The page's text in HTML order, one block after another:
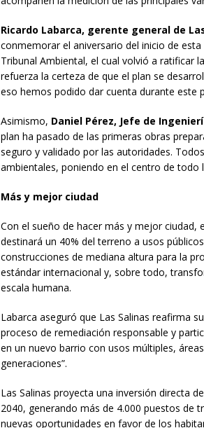
Ricardo Labarca, gerente general de
conmemorar el aniversario del inicio de
Tribunal Ambiental, el cual volvió a ratificar
refuerza la certeza de que el plan se
eso hemos podido dar cuenta durante este
Asimismo, Daniel Pérez, Jefe de
plan ha pasado de las primeras obras
seguro y validado por las autoridades.
ambientales, poniendo en el centro de todo
Más y mejor ciudad
Con el sueño de hacer más y mejor
destinará un 40% del terreno a usos
construcciones de mediana altura para la
estándar internacional y, sobre todo,
escala humana.
Labarca aseguró que Las Salinas reafirma
proceso de remediación responsable y
en un nuevo barrio con usos múltiples,
generaciones”.
Las Salinas proyecta una inversión directa
2040, generando más de 4.000 puestos de
nuevas oportunidades en favor de los